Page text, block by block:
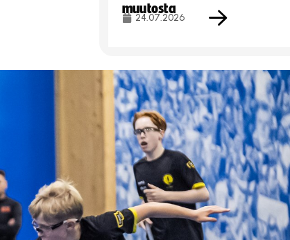
muutosta
24.07.2026